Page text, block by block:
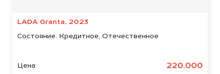
LADA Granta, 2023
Состояние: Кредитное, Отечественное
Цена: 220.000